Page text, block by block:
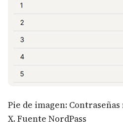
Pie de imagen:
X. Fuente NordPass